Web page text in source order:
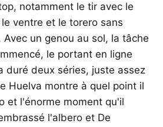
notamment le tir avec le
ventre et le torero sans
un genou au sol, la tâche
le portant en ligne
duré deux séries, juste assez
Huelva montre à quel point il
et l'énorme moment qu'il
l'albero et De